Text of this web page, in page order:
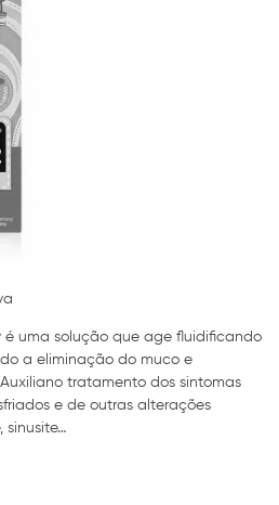
é uma solução que age fluidificando
a eliminação do muco e
tratamento dos sintomas
e de outras alterações
sinusite…